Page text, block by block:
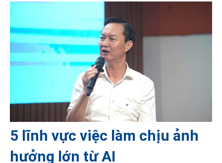
5 lĩnh vực việc làm chịu ảnh
hưởng lớn từ AI